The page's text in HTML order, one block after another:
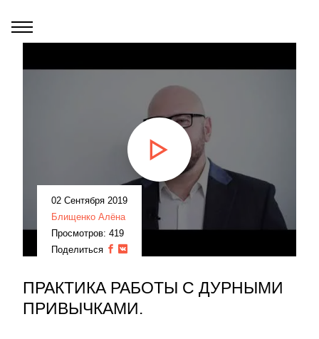
ПРАКТИКА РАБОТЫ С ДУРНЫМИ
ПРИВЫЧКАМИ.
02 Сентября 2019
Блищенко Алёна
Просмотров: 419
Поделиться